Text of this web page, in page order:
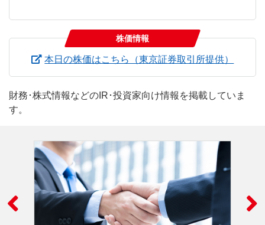
株価情報
本日の株価はこちら（東京証券取引所提供）
財務･株式情報などのIR･投資家向け情報を掲載していま
す。